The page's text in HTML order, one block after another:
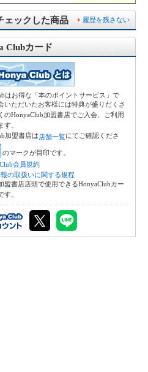
履歴を残さない
ェックした商品
Clubカード
はお得な「本のポイントサービス」で
いただいたお客様には特典が盛りだくさ
のHonyaClub加盟書店でご入会、ご利用
。
加盟書店は店舗一覧にてご確認くださ
のマークが目印です。
会員規約
の取扱いに関する規程
盟書店店頭で使用できるHonyaClubカー
す。